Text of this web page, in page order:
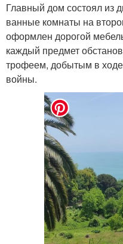
Главный дом состоял из
ванные комнаты на
оформлен дорогой
каждый предмет
трофеем, добытым в ходе
войны.